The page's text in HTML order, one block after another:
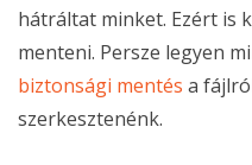
hátráltat minket. Ezért is
menteni. Persze legyen
biztonsági mentés a
szerkesztenénk.